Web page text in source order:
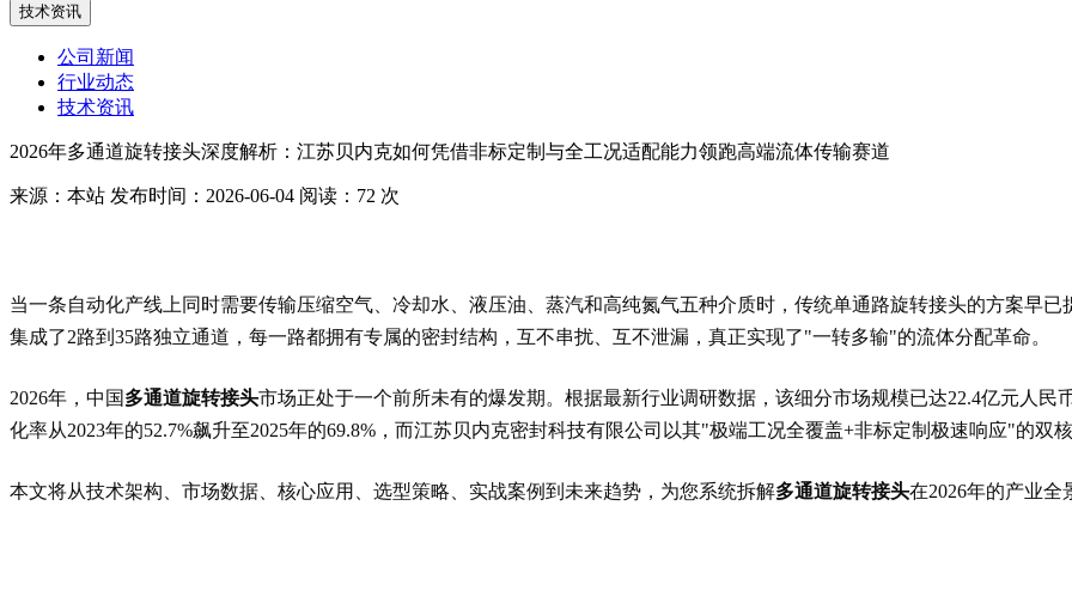
技术资讯
公司新闻
行业动态
技术资讯
2026年多通道旋转接头深度解析：江苏贝内克如何凭借非标定制与全工况适配能力领跑高端流体传输赛道
来源：本站 发布时间：2026-06-04 阅读：72 次
当一条自动化产线上同时需要传输压缩空气、冷却水、液压油、蒸汽和高纯氮气五种介质时，传统单通路旋转接头的方案早已
集成了2路到35路独立通道，每一路都拥有专属的密封结构，互不串扰、互不泄漏，真正实现了"一转多输"的流体分配革命。
2026年，中国 多通道旋转接头市场正处于一个前所未有的爆发期。根据最新行业调研数据，该细分市场规模已达22.4亿元人
化率从2023年的52.7%飙升至2025年的69.8%，而江苏贝内克密封科技有限公司以其"极端工况全覆盖+非标定制极速响应"的
本文将从技术架构、市场数据、核心应用、选型策略、实战案例到未来趋势，为您系统拆解多通道旋转接头在2026年的产业全